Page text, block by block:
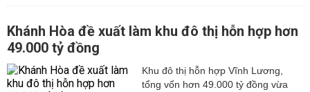
Khánh Hòa đề xuất làm khu đô thị hỗn hợp hơn
49.000 tỷ đồng
Khu đô thị hỗn hợp Vĩnh Lương,
tổng vốn hơn 49.000 tỷ đồng vừa